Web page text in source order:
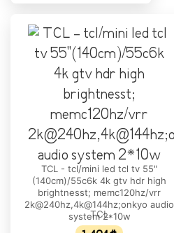
ᲡᲐᲛᲣᲨᲐᲝ ᲡᲘᲡᲢᲔᲛᲐ
ოპერაციული სისტემა:
Google TV
ᲓᲐᲙᲐᲕᲨᲘᲠᲔᲑᲘᲡ ᲨᲔᲡᲐᲫᲚᲔᲑᲚᲝᲑᲐ
Wi-Fi:
დიახ
Bluetooth:
დიახ
ᲙᲔᲓᲚᲘᲡ ᲡᲐᲙᲘᲓᲘ
TCL - tcl/mini led tcl tv 55"
(140cm)/55c6k 4k gtv hdr high
brightnesst; memc120hz/vrr
2k@240hz,4k@144hz;onkyo audio
system 2*10w
TCL